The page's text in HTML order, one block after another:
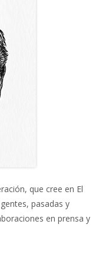
que cree en El
pasadas y
en prensa y